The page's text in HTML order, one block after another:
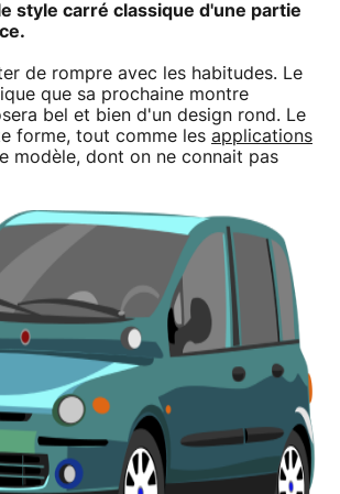
style carré classique d'une partie
de rompre avec les habitudes. Le
que sa prochaine montre
bel et bien d'un design rond. Le
forme, tout comme les applications
modèle, dont on ne connait pas